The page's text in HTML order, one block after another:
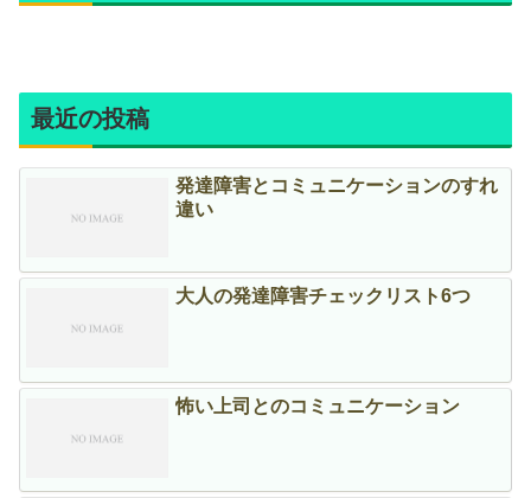
最近の投稿
発達障害とコミュニケーションのすれ
違い
大人の発達障害チェックリスト6つ
怖い上司とのコミュニケーション